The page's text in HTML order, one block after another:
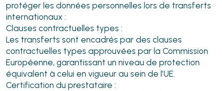
protéger les données personnelles lors de transferts
internationaux :
Clauses contractuelles types :
Les transferts sont encadrés par des clauses
contractuelles types approuvées par la Commission
Européenne, garantissant un niveau de protection
équivalent à celui en vigueur au sein de l’UE.
Certification du prestataire :